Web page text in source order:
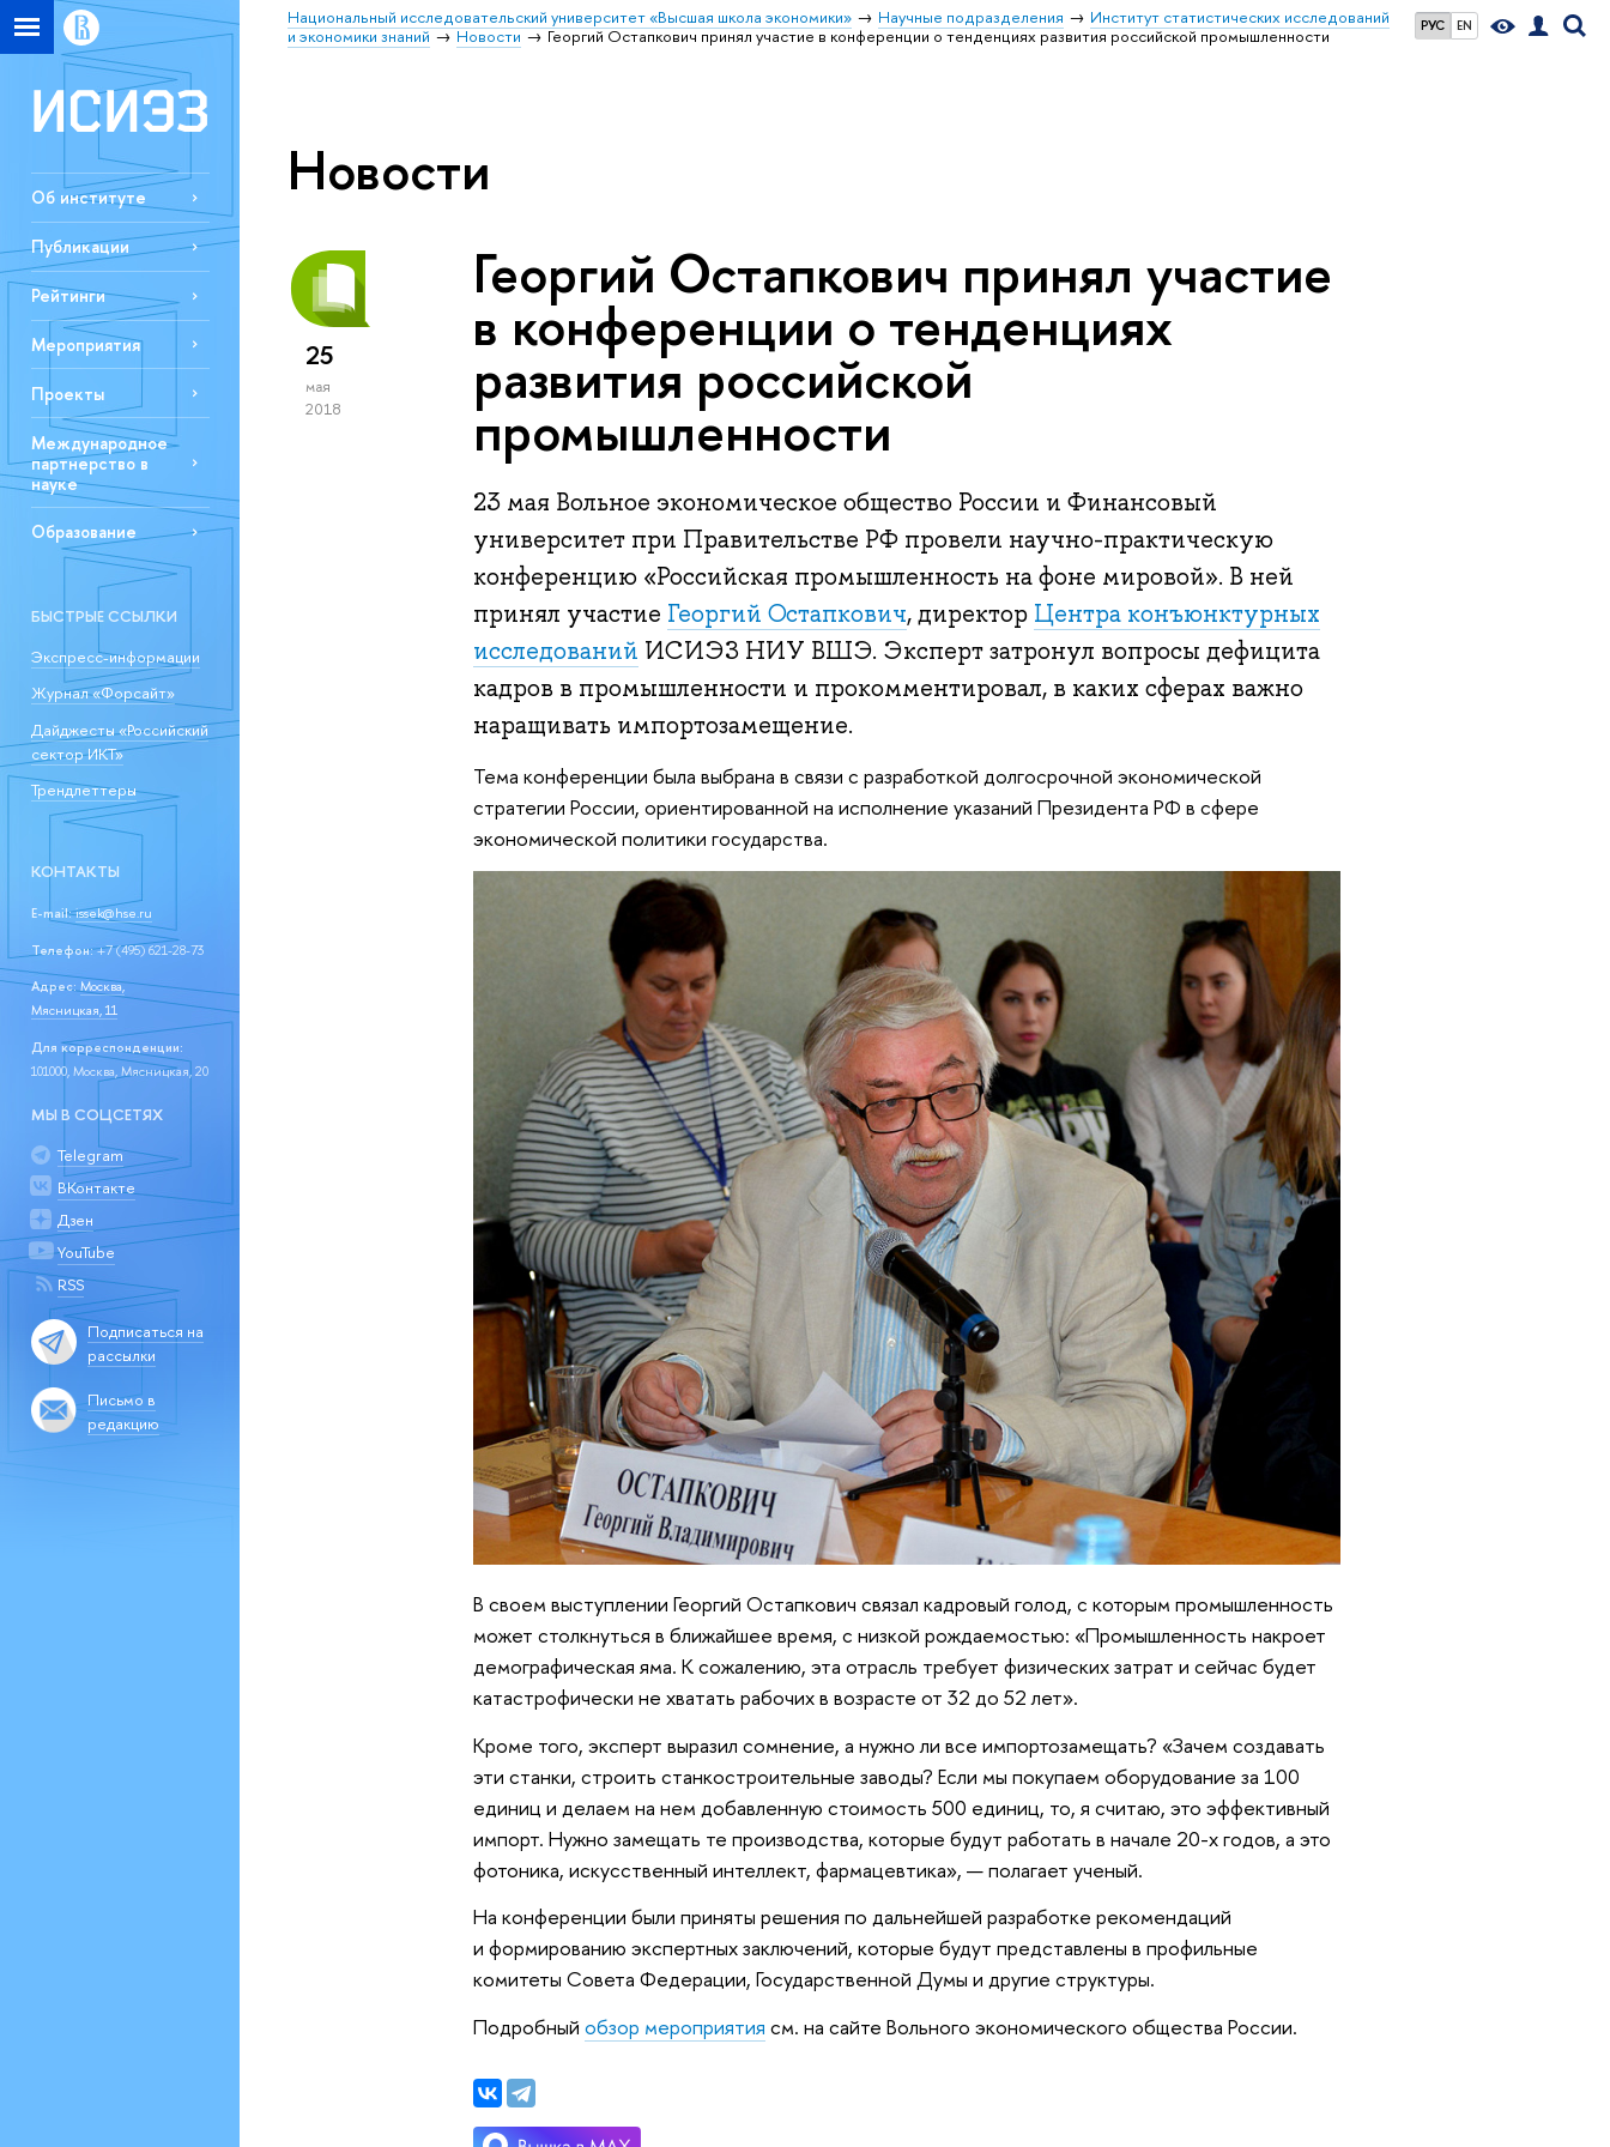
РУС EN
Национальный исследовательский университет «Высшая школа экономики» Научные подразделения
Институт статистических исследований
и экономики знаний
Новости Георгий Остапкович принял участие в конференции о тенденциях развития российской промышленности
Об институте
Публикации
Рейтинги
Мероприятия
Проекты
Международное
партнерство в
науке
Образование
БЫСТРЫЕ ССЫЛКИ
Экспресс-информации
Журнал «Форсайт»
Дайджесты «Российский
сектор ИКТ»
Трендлеттеры
КОНТАКТЫ
E-mail:issek@hse.ru
Телефон:+7 (495) 621-28-73
Адрес: Москва,
Мясницкая, 11
Для корреспонденции:
101000, Москва, Мясницкая, 20
МЫ В СОЦСЕТЯХ
Telegram
ВКонтакте
Дзен
YouTube
RSS
Подписаться на
рассылки
Письмо в
редакцию
Новости
25
мая
2018
Георгий Остапкович принял участие
в конференции о тенденциях
развития российской
промышленности
23 мая Вольное экономическое общество России и Финансовый
университет при Правительстве РФ провели научно-практическую
конференцию «Российская промышленность на фоне мировой». В ней
принял участие Георгий Остапкович, директор Центра конъюнктурных
исследований ИСИЭЗ НИУ ВШЭ. Эксперт затронул вопросы дефицита
кадров в промышленности и прокомментировал, в каких сферах важно
наращивать импортозамещение.
Тема конференции была выбрана в связи с разработкой долгосрочной экономической
стратегии России, ориентированной на исполнение указаний Президента РФ в сфере
экономической политики государства.
В своем выступлении Георгий Остапкович связал кадровый голод, с которым промышленность
может столкнуться в ближайшее время, с низкой рождаемостью: «Промышленность накроет
демографическая яма. К сожалению, эта отрасль требует физических затрат и сейчас будет
катастрофически не хватать рабочих в возрасте от 32 до 52 лет».
Кроме того, эксперт выразил сомнение, а нужно ли все импортозамещать? «Зачем создавать
эти станки, строить станкостроительные заводы? Если мы покупаем оборудование за 100
единиц и делаем на нем добавленную стоимость 500 единиц, то, я считаю, это эффективный
импорт. Нужно замещать те производства, которые будут работать в начале 20-х годов, а это
фотоника, искусственный интеллект, фармацевтика», — полагает ученый.
На конференции были приняты решения по дальнейшей разработке рекомендаций
и формированию экспертных заключений, которые будут представлены в профильные
комитеты Совета Федерации, Государственной Думы и другие структуры.
Подробныйобзор мероприятия см. насайте Вольного экономического общества России.